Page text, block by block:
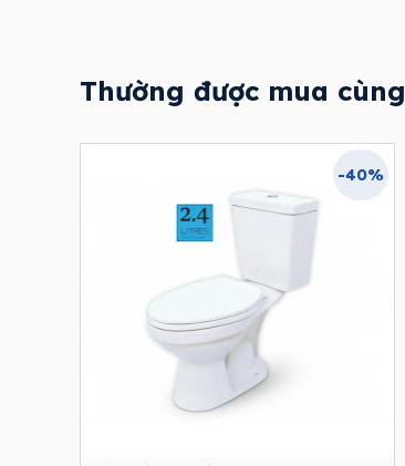
Thường được mua cùng
-40%